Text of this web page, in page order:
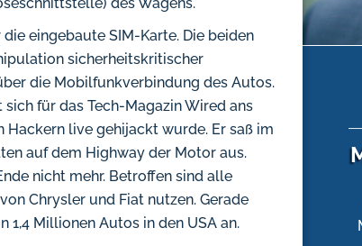
eingebaute SIM-Karte. Die beiden
sicherheitskritischer
die Mobilfunkverbindung des Autos.
für das Tech-Magazin Wired ans
Hackern live gehijackt wurde. Er saß im
auf dem Highway der Motor aus.
nicht mehr. Betroffen sind alle
Chrysler und Fiat nutzen. Gerade
Millionen Autos in den USA an.